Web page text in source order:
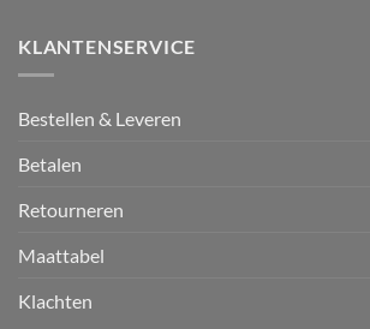
KLANTENSERVICE
Bestellen & Leveren
Betalen
Retourneren
Maattabel
Klachten